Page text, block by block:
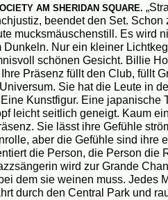
AM SHERIDAN SQUARE.
beendet den Set.
mucksmäuschenstill. Es wird
Dunkeln. Nur ein kleiner
schönen Gesicht. Billie
Präsenz füllt den Club, füllt
Sie hat die Leute in
Kunstfigur. Eine japanische
leicht seitlich geneigt. Kaum
Sie lässt ihre Gefühle
aber die Gefühle sind ihre
die Person, die Person die
wird zur Grande
dem sie weinen muss. Jedes
durch den Central Park und